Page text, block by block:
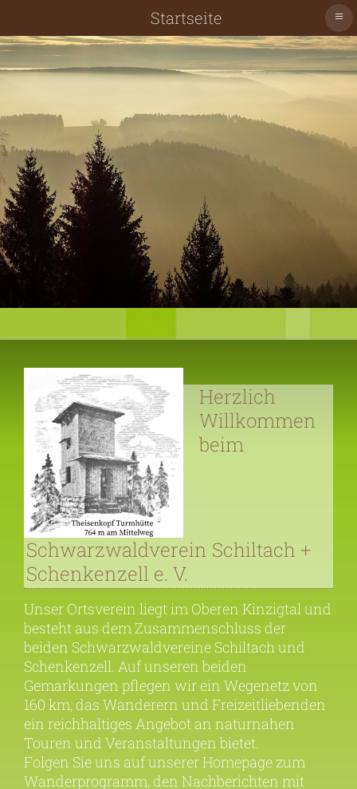
Schiltach
Schenkenzell
Herzlich
Willkommen
beim
Schwarzwaldverein Schiltach +
Schenkenzell e. V.
Unser Ortsverein liegt im Oberen Kinzigtal und
besteht aus dem Zusammenschluss der
beiden Schwarzwaldvereine Schiltach und
Schenkenzell. Auf unseren beiden
Gemarkungen pflegen wir ein Wegenetz von
160 km, das Wanderern und Freizeitliebenden
ein reichhaltiges Angebot an naturnahen
Touren und Veranstaltungen bietet.
Folgen Sie uns auf unserer Homepage zum
Wanderprogramm, den Nachberichten mit
Startseite ≡